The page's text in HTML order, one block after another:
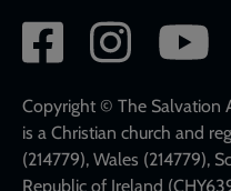
Social
network
links
Copyright © The Salvation
is a Christian church and
(214779), Wales (214779),
Republic of Ireland